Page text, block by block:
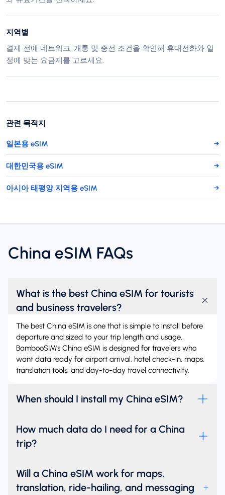
지역별
결제 전에 네트워크, 개통 및 충전 조건을 확인해 휴대전화와 일
정에 맞는 요금제를 고르세요.
관련 목적지
일본용 eSIM →
대한민국용 eSIM →
아시아 태평양 지역용 eSIM →
China eSIM FAQs
What is the best China eSIM for tourists
and business travelers?
The best China eSIM is one that is simple to install before
departure and sized to your trip length and usage.
BambooSIM's China eSIM is designed for travelers who
want data ready for airport arrival, hotel check-in, maps,
translation tools, and day-to-day travel connectivity.
When should I install my China eSIM?
How much data do I need for a China
trip?
Will a China eSIM work for maps,
translation, ride-hailing, and messaging